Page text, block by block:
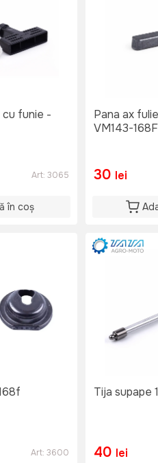
cu funie -
Art: 3065
în coș
Pana ax
VM143-168F
30 lei
Art: 3600
Tija supape
40 lei